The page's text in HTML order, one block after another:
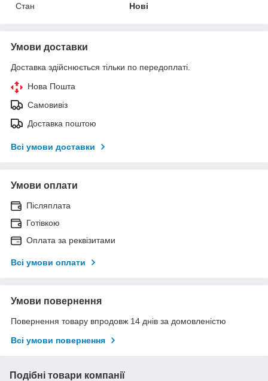
Стан
Нові
Умови доставки
Доставка здійснюється тільки по передоплаті.
Нова Пошта
Самовивіз
Доставка поштою
Всі умови доставки
Умови оплати
Післяплата
Готівкою
Оплата за реквізитами
Всі умови оплати
Умови повернення
Повернення товару впродовж 14 днів за домовленістю
Всі умови повернення
Подібні товари компанії